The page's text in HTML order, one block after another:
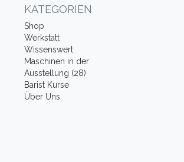
KATEGORIEN
Shop
Werkstatt
Wissenswert
Maschinen in der
Ausstellung (28)
Barist Kurse
Über Uns